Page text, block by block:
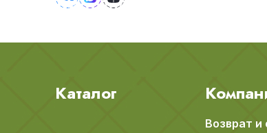
Каталог
Возврат и